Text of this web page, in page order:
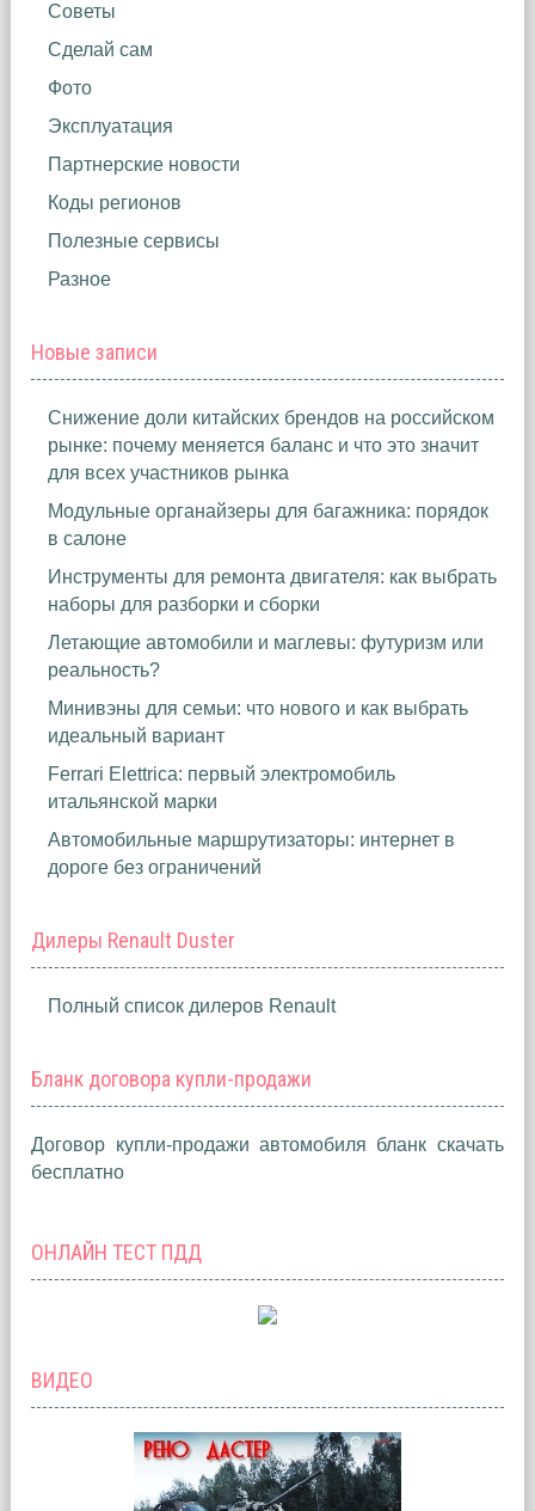
Советы
Сделай сам
Фото
Эксплуатация
Партнерские новости
Коды регионов
Полезные сервисы
Разное
Новые записи
Снижение доли китайских брендов на российском
рынке: почему меняется баланс и что это значит
для всех участников рынка
Модульные органайзеры для багажника: порядок
в салоне
Инструменты для ремонта двигателя: как выбрать
наборы для разборки и сборки
Летающие автомобили и маглевы: футуризм или
реальность?
Минивэны для семьи: что нового и как выбрать
идеальный вариант
Ferrari Elettrica: первый электромобиль
итальянской марки
Автомобильные маршрутизаторы: интернет в
дороге без ограничений
Дилеры Renault Duster
Полный список дилеров Renault
Бланк договора купли-продажи
Договор купли-продажи автомобиля бланк скачать
бесплатно
ОНЛАЙН ТЕСТ ПДД
ВИДЕО